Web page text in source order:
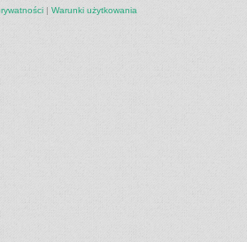
| Warunki użytkowania